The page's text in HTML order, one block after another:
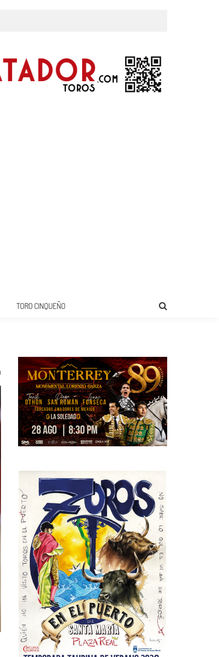
TORO CINQUEÑO